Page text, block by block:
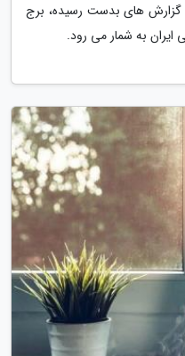
گزارش های بدست رسیده، برج
ایران به شمار می رود.